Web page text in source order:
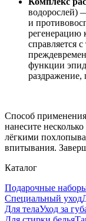
водорослей)
и
регенерацию
справляется
функции
Способ
нанесите
лёгкими
впитывания.
Каталог
Подарочные
Специальный уход
Для телаУход за